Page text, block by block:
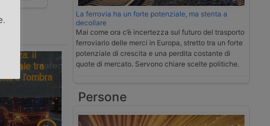
il
tra
e l’ombra
La ferrovia ha un forte potenziale, ma stenta a
decollare
Mai come ora c’è incertezza sul futuro del trasporto
ferroviario delle merci in Europa, stretto tra un forte
potenziale di crescita e una perdita costante di
quote di mercato. Servono chiare scelte politiche.
Persone